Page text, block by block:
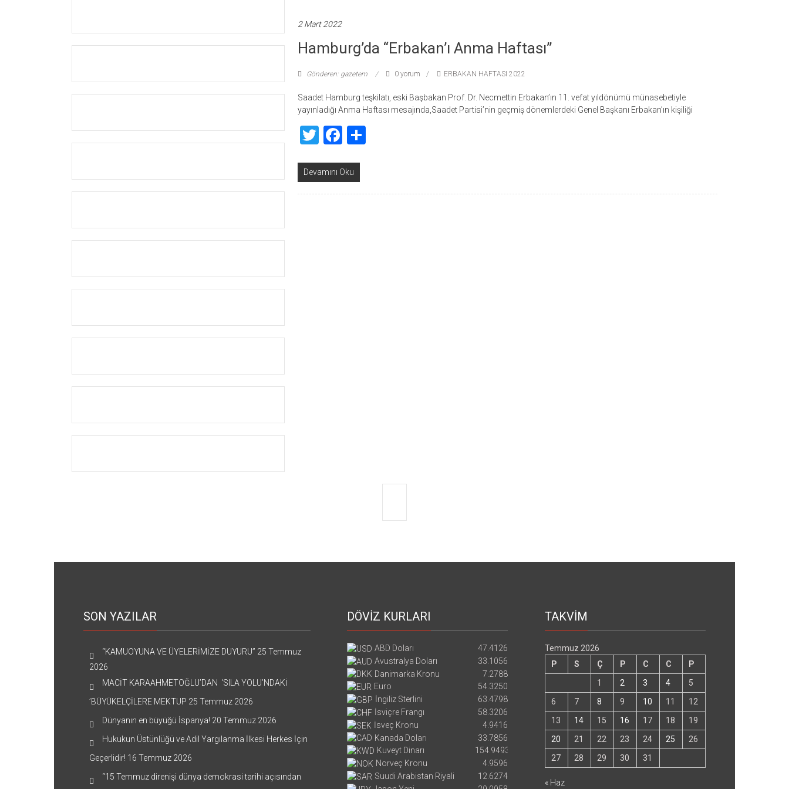
2 Mart 2022
Hamburg’da “Erbakan’ı Anma Haftası”
Gönderen: gazetem 0 yorum ERBAKAN HAFTASI 2022
Saadet Hamburg teşkilatı, eski Başbakan Prof. Dr. Necmettin Erbakan’ın 11. vefat yıldönümü münasebetiyle
yayınladığı Anma Haftası mesajında,Saadet Partisi’nin geçmiş dönemlerdeki Genel Başkanı Erbakan’ın kişiliği
TwitterFacebook
Devamını Oku
SON YAZILAR
“KAMUOYUNA VE ÜYELERİMİZE DUYURU” 25 Temmuz
2026
MACİT KARAAHMETOĞLU’DAN ‘SILA YOLU’NDAKİ
’BÜYÜKELÇİLERE MEKTUP 25 Temmuz 2026
Dünyanın en büyüğü İspanya! 20 Temmuz 2026
Hukukun Üstünlüğü ve Adil Yargılanma İlkesi Herkes İçin
Geçerlidir! 16 Temmuz 2026
“15 Temmuz direnişi dünya demokrasi tarihi açısından
DÖVİZ KURLARI
ABD Doları
47.4126
Avustralya Doları
33.1056
Danimarka Kronu
7.2788
Euro
54.3250
İngiliz Sterlini
63.4798
İsviçre Frangı
58.3206
İsveç Kronu
4.9416
Kanada Doları
33.7856
Kuveyt Dinarı
154.9493
Norveç Kronu
4.9596
Suudi Arabistan Riyali
12.6274
TAKVİM
Temmuz 2026
P
S Ç P C C
P
1
2 3 4
5
6
7 8 9 10 11
12
13
14 15 16 17 18
19
20
21 22 23 24 25
26
27
28 29 30 31
« Haz